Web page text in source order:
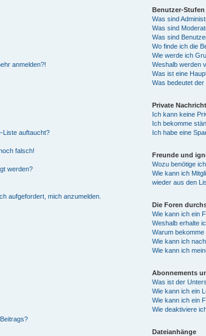
anmelden?!
Liste auftaucht?
falsch!
werden?
aufgefordert, mich anzumelden.
Benutzer-
Was sind
Was sind
Was sind
Wo finde ich die
Wie werde ich
Weshalb werden
Was ist eine
Was bedeutet der
Private
Ich kann keine
Ich bekomme
Ich habe eine
Freunde und
Wozu benötige
Wie kann ich
wieder aus den
Die Foren
Wie kann ich ein
Weshalb erhalte
Warum bekomme
Wie kann ich
Wie kann ich
Abonnements
Was ist der
Wie kann ich ein
Wie kann ich ein
Wie deaktiviere
Dateianhänge